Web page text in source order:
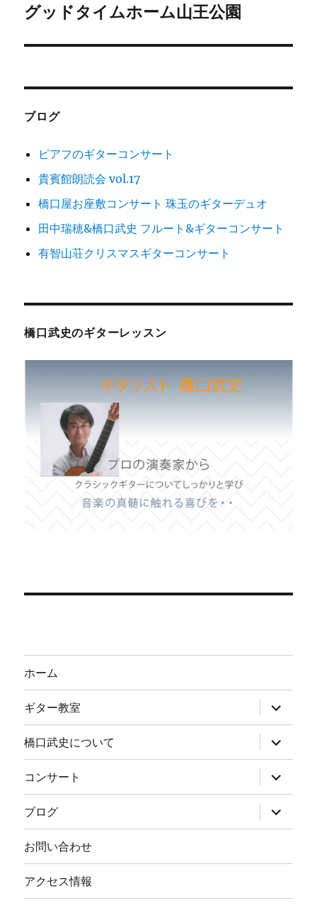
ゲ
ー
次
投
グッドタイムホーム山王公園
ブログ
ピアフのギターコンサート
貴賓館朗読会 vol.17
橋口屋お座敷コンサート 珠玉のギターデュオ
田中瑞穂&橋口武史 フルート&ギターコンサート
有智山荘クリスマスギターコンサート
橋口武史のギターレッスン
ホーム
ギター教室
ブ
メ
ニ
ュ
ー
を
展
開
橋口武史について
ブ
メ
ニ
ュ
ー
を
展
開
コンサート
ブ
メ
ニ
ュ
ー
開
ブログ
ブ
メ
ー
開
お問い合わせ
アクセス情報